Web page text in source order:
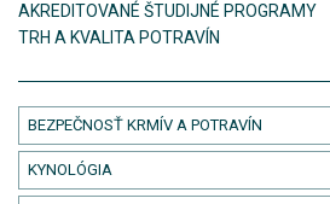
AKREDITOVANÉ ŠTUDIJNÉ PROGRAMY
TRH A KVALITA POTRAVÍN
BEZPEČNOSŤ KRMÍV A POTRAVÍN
KYNOLÓGIA